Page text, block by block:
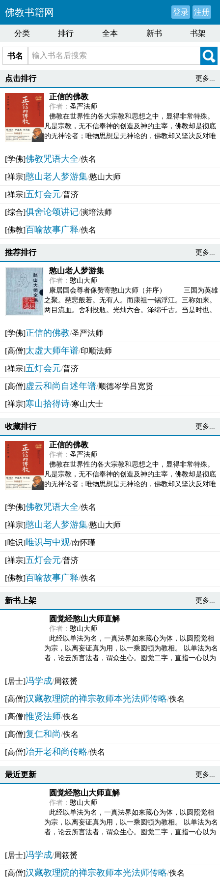
佛教书籍网 登录 注册
分类 排行 全本 新书 书架
书名
点击排行 更多...
正信的佛教
作者： 圣严法师
佛教在世界性的各大宗教和思想之中，显得非常特殊。
凡是宗教，无不信奉神的创造及神的主宰，佛教却是彻底
的无神论者；唯物思想是无神论的，佛教却又坚决反对唯
[学佛]佛教咒语大全/佚名
[禅宗]憨山老人梦游集/憨山大师
[禅宗]五灯会元/普济
[综合]俱舍论颂讲记/演培法师
[佛教]百喻故事广释/佚名
推荐排行 更多...
憨山老人梦游集
作者： 憨山大师
康居国会尊者像赞寄憨山大师（并序） 三国为英雄
之聚。慈悲般若。无有人。而康祖一锡浮江。三称如来。
两目流血。舍利投瓶。光灿六合。泽绵千古。当是时也。
[学佛]正信的佛教/圣严法师
[高僧]太虚大师年谱/印顺法师
[禅宗]五灯会元/普济
[高僧]虚云和尚自述年谱/顺德岑学吕宽贤
[禅宗]寒山拾得诗/寒山大士
收藏排行 更多...
正信的佛教
作者： 圣严法师
佛教在世界性的各大宗教和思想之中，显得非常特殊。
凡是宗教，无不信奉神的创造及神的主宰，佛教却是彻底
的无神论者；唯物思想是无神论的，佛教却又坚决反对唯
[学佛]佛教咒语大全/佚名
[禅宗]憨山老人梦游集/憨山大师
[唯识]唯识与中观/南怀瑾
[禅宗]五灯会元/普济
[佛教]百喻故事广释/佚名
新书上架 更多...
圆觉经憨山大师直解
作者： 憨山大师
此经以单法为名，一真法界如来藏心为体，以圆照觉相
为宗，以离妄证真为用，以一乘圆顿为教相。 以单法为名
者，论云所言法者，谓众生心。圆觉二字，直指一心以为
[居士]冯学成/周筱赟
[高僧]汉藏教理院的禅宗教师本光法师传略/佚名
[高僧]惟贤法师/佚名
[高僧]复仁和尚/佚名
[高僧]冶开老和尚传略/佚名
最近更新 更多...
圆觉经憨山大师直解
作者： 憨山大师
此经以单法为名，一真法界如来藏心为体，以圆照觉相
为宗，以离妄证真为用，以一乘圆顿为教相。 以单法为名
者，论云所言法者，谓众生心。圆觉二字，直指一心以为
[居士]冯学成/周筱赟
[高僧]汉藏教理院的禅宗教师本光法师传略/佚名